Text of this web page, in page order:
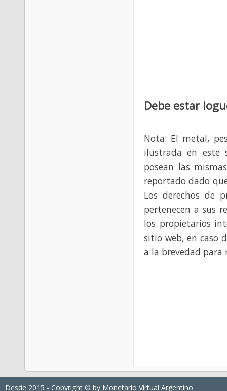
Debe estar
Nota: El metal,
ilustrada en este
posean las
reportado dado
Los derechos de
pertenecen a sus
los propietarios
sitio web, en caso
a la brevedad para
Desde 2015 - Copyright © by Monetario Virtual Argentino